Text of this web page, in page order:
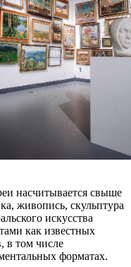
насчитывается свыше
живопись, скульптура
искусства
как известных
в том числе
форматах.